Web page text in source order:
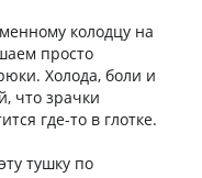
колодцу на
просто
Холода, боли и
что зрачки
где-то в глотке.
тушку по